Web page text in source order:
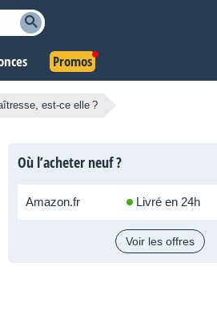
Promos
est-ce elle ?
Où l’acheter neuf ?
Amazon.fr Livré en 24h
Voir les offres